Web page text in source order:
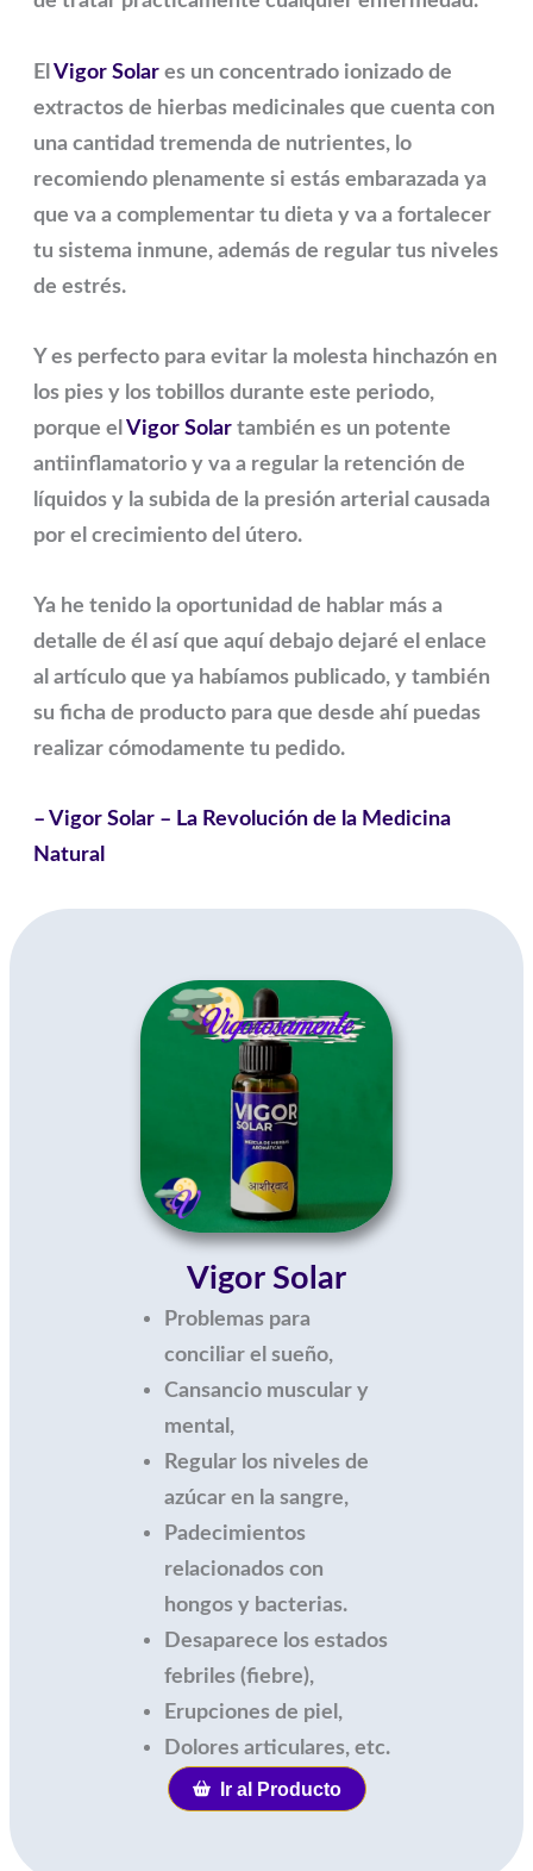
ElVigor Solar es un concentrado ionizado de
extractos de hierbas medicinales que cuenta con
una cantidad tremenda de nutrientes, lo
recomiendo plenamente si estás embarazada ya
que va a complementar tu dieta y va a fortalecer
tu sistema inmune, además de regular tus niveles
de estrés.
Y es perfecto para evitar la molesta hinchazón en
los pies y los tobillos durante este periodo,
porque elVigor Solar también es un potente
antiinflamatorio y va a regular la retención de
líquidos y la subida de la presión arterial causada
por el crecimiento del útero.
Ya he tenido la oportunidad de hablar más a
detalle de él así que aquí debajo dejaré el enlace
al artículo que ya habíamos publicado, y también
su ficha de producto para que desde ahí puedas
realizar cómodamente tu pedido.
– Vigor Solar – La Revolución de la Medicina
Natural
Vigor Solar
Problemas para
conciliar el sueño,
Cansancio muscular y
mental,
Regular los niveles de
azúcar en la sangre,
Padecimientos
relacionados con
hongos y bacterias.
Desaparece los estados
febriles (fiebre),
Erupciones de piel,
Dolores articulares, etc.
Ir al Producto